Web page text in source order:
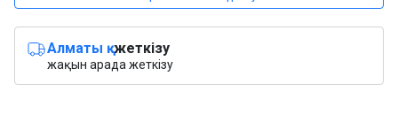
Алматы қ.жеткізу
жақын арада жеткізу